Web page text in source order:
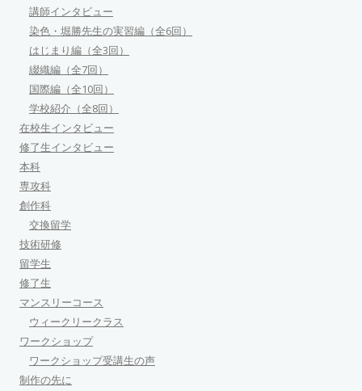
講師インタビュー
染色・堀勝先生の実習編（全6回）
はじまり編（全3回）
綴織編（全7回）
国際編（全10回）
学校紹介（全8回）
在校生インタビュー
修了生インタビュー
本科
専攻科
創作科
交換留学
技術研修
留学生
修了生
マンスリーコース
ウィークリークラス
ワークショップ
ワークショップ受講生の声
制作の先に